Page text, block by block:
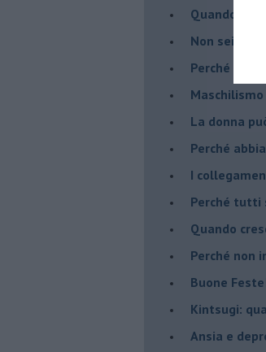
​Quando la
​Non sei
​Perché
​La donna
​Perché
​I
​Perché tutti
​Quando
​Perché non
​Buone
​Kintsugi:
Ansia e